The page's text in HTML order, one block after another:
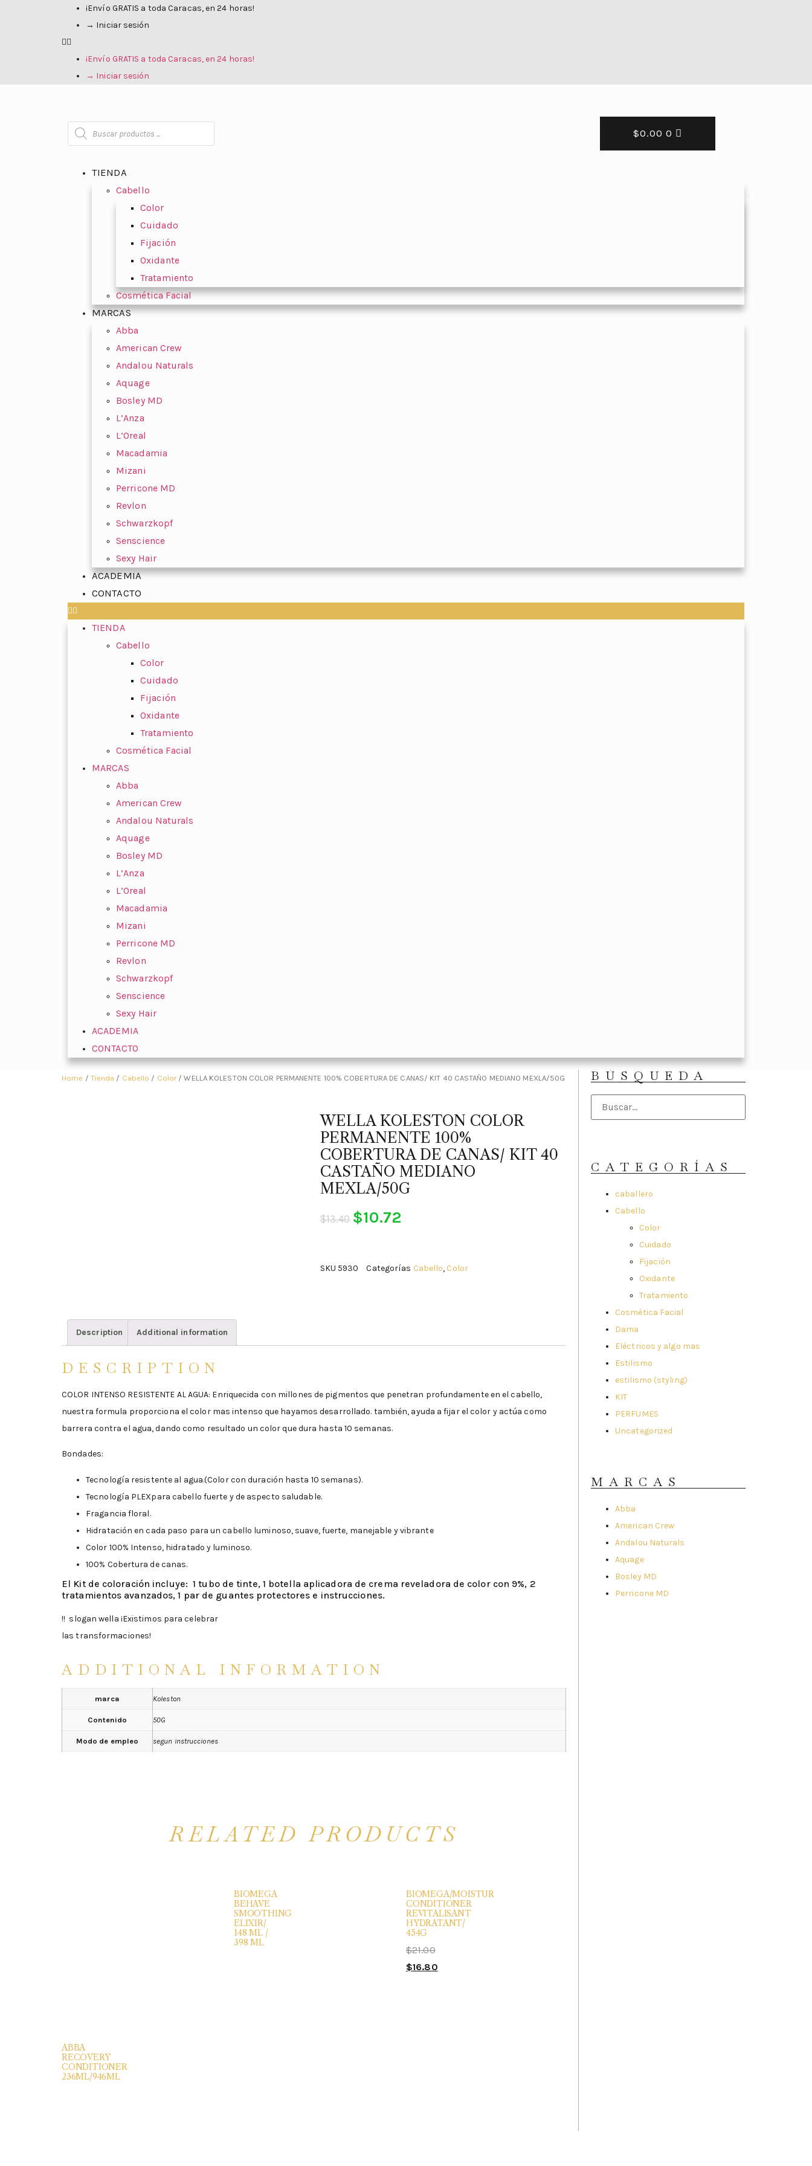
¡Envío GRATIS a toda Caracas, en 24 horas!
→ Iniciar sesión
¡Envío GRATIS a toda Caracas, en 24 horas!
→ Iniciar sesión
$0.00 0
TIENDA
Cabello
Color
Cuidado
Fijación
Oxidante
Tratamiento
Cosmética Facial
MARCAS
Abba
American Crew
Andalou Naturals
Aquage
Bosley MD
L’Anza
L’Oreal
Macadamia
Mizani
Perricone MD
Revlon
Schwarzkopf
Senscience
Sexy Hair
ACADEMIA
CONTACTO
TIENDA
Cabello
Color
Cuidado
Fijación
Oxidante
Tratamiento
Cosmética Facial
MARCAS
Abba
American Crew
Andalou Naturals
Aquage
Bosley MD
L’Anza
L’Oreal
Macadamia
Mizani
Perricone MD
Revlon
Schwarzkopf
Senscience
Sexy Hair
ACADEMIA
CONTACTO
Home / Tienda / Cabello / Color/ WELLA KOLESTON COLOR PERMANENTE 100% COBERTURA DE CANAS/ KIT 40 CASTAÑO MEDIANO MEXLA/50G
WELLA KOLESTON COLOR
PERMANENTE 100%
COBERTURA DE CANAS/ KIT 40
CASTAÑO MEDIANO
MEXLA/50G
$13.40 $10.72
SKU 5930 Categorías Cabello, Color
Description Additional information
DESCRIPTION
COLOR INTENSO RESISTENTE AL AGUA: Enriquecida con millones de pigmentos que penetran profundamente en el cabello,
nuestra formula proporciona el color mas intenso que hayamos desarrollado. también, ayuda a fijar el color y actúa como
barrera contra el agua, dando como resultado un color que dura hasta 10 semanas.
Bondades:
Tecnología resistente al agua.(Color con duración hasta 10 semanas).
Tecnología PLEXpara cabello fuerte y de aspecto saludable.
Fragancia floral.
Hidratación en cada paso para un cabello luminoso, suave, fuerte, manejable y vibrante
Color 100% Intenso, hidratado y luminoso.
100% Cobertura de canas.
El Kit de coloración incluye: 1 tubo de tinte, 1 botella aplicadora de crema reveladora de color con 9%, 2
tratamientos avanzados, 1 par de guantes protectores e instrucciones.
!! slogan wella ¡Existimos para celebrar
las transformaciones!
ADDITIONAL INFORMATION
marca Koleston
Contenido 50G
Modo de empleo segun instrucciones
RELATED PRODUCTS
BIOMEGA
BEHAVE
SMOOTHING
ELIXIR/
148 ML /
398 ML
BIOMEGA/MOISTUR
CONDITIONER
REVITALISANT
HYDRATANT/
454G
$21.00
$16.80
ABBA
RECOVERY
CONDITIONER
236ML/946ML
BÚSQUEDA
CATEGORÍAS
caballero
Cabello
Color
Cuidado
Fijación
Oxidante
Tratamiento
Cosmética Facial
Dama
Eléctricos y algo mas
Estilismo
estilismo (styling)
KIT
PERFUMES
Uncategorized
MARCAS
Abba
American Crew
Andalou Naturals
Aquage
Bosley MD
Perricone MD